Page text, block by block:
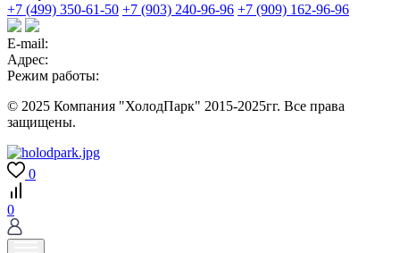
+7 (499) 350-61-50 +7 (903) 240-96-96 +7 (909) 162-96-96
E-mail:
Адрес:
Режим работы:
© 2025 Компания "ХолодПарк" 2015-2025гг. Все права
защищены.
0
0